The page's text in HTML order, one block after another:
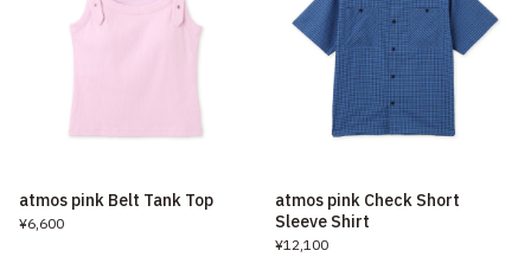
atmos pink Belt Tank Top
¥6,600
atmos pink Check Short
Sleeve Shirt
¥12,100